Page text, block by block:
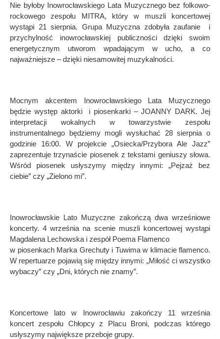
Nie byłoby Inowrocławskiego Lata Muzycznego bez folkowo-
rockowego zespołu MITRA, który w muszli koncertowej
wystąpi 21 sierpnia. Grupa Muzyczna zdobyła zaufanie i
przychylność inowrocławskiej publiczności dzięki swoim
energetycznym utworom wpadającym w ucho, a co
najważniejsze – dzięki niesamowitej muzykalności.
Mocnym akcentem Inowrocławskiego Lata Muzycznego
będzie występ aktorki i piosenkarki – JOANNY DARK. Jej
interpretacji wokalnych w towarzystwie zespołu
instrumentalnego będziemy mogli wysłuchać 28 sierpnia o
godzinie 16:00. W projekcie „Osiecka/Przybora Ale Jazz”
zaprezentuje trzynaście piosenek z tekstami geniuszy słowa.
Wśród piosenek usłyszymy między innymi: „Pejzaż bez
ciebie” czy „Zielono mi”.
Inowrocławskie Lato Muzyczne zakończą dwa wrześniowe
koncerty. 4 września na scenie muszli koncertowej wystąpi
Magdalena Lechowska i zespół Poema Flamenco
w piosenkach Marka Grechuty i Tuwima w klimacie flamenco.
W repertuarze pojawią się między innymi: „Miłość ci wszystko
wybaczy” czy „Dni, których nie znamy”.
Koncertowe lato w Inowrocławiu zakończy 11 września
koncert zespołu Chłopcy z Placu Broni, podczas którego
usłyszymy największe przeboje grupy.